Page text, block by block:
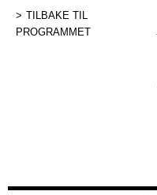
TILBAKE TIL
PROGRAMMET